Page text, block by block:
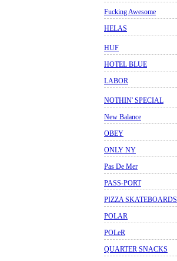
Fucking Awesome
HELAS
HUF
HOTEL BLUE
LABOR
NOTHIN' SPECIAL
New Balance
OBEY
ONLY NY
Pas De Mer
PASS-PORT
PIZZA SKATEBOARDS
POLAR
POLeR
QUARTER SNACKS